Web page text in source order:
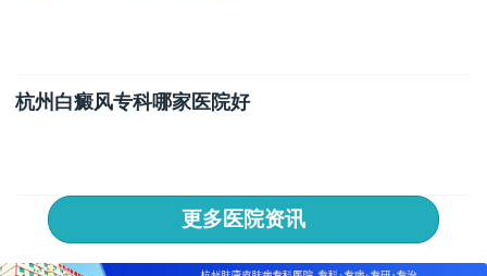
杭州白癜风专科哪家医院好
更多医院资讯